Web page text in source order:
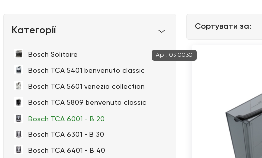
Категорії
Bosch Solitaire
Bosch TCA 5401 benvenuto classic
Bosch TCA 5601 venezia collection
Bosch TCA 5809 benvenuto classic
Bosch TCA 6001 - B 20
Bosch TCA 6301 - B 30
Bosch TCA 6401 - B 40
Сортувати за:
Арт: 0310030